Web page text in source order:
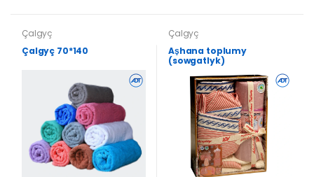
Çalgyç
Çalgyç 70*140
Çalgyç
Aşhana toplumy
(sowgatlyk)